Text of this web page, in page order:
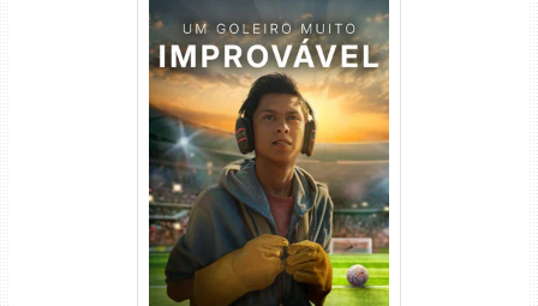
Um Goleiro Muito Improvável
Torrent (2026) WEB-DL 1080p
Dual Áudio